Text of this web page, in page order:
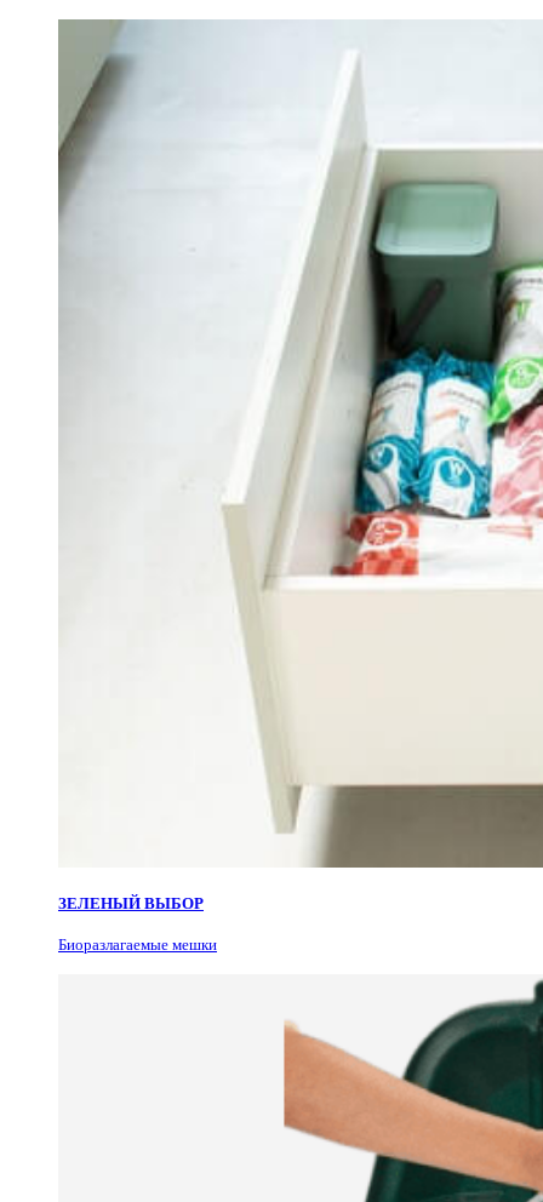
ЗЕЛЕНЫЙ ВЫБОР
Биоразлагаемые мешки